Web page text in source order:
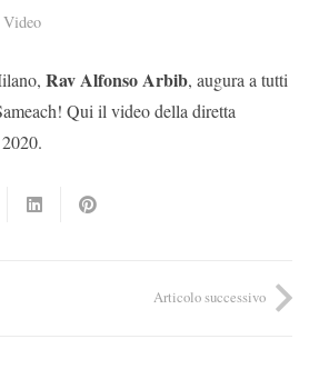
Video
Rav Alfonso Arbib, augura a tutti
Qui il video della diretta
Articolo successivo